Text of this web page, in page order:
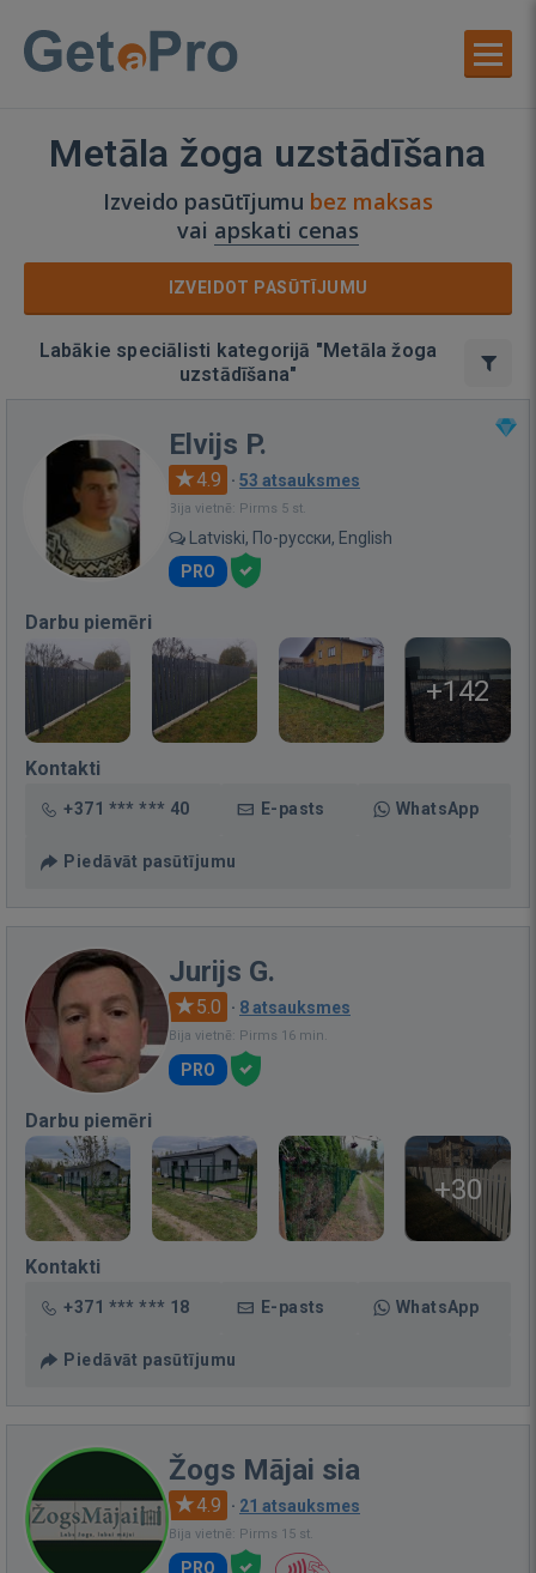
Metāla žoga uzstādīšana
Izveido pasūtījumu bez maksas
vai apskati cenas
IZVEIDOT PASŪTĪJUMU
Labākie speciālisti kategorijā "Metāla žoga
uzstādīšana"
Elvijs P.
4.9 · 53 atsauksmes
Bija vietnē: Pirms 5 st.
Latviski, По-русски, English
PRO
Darbu piemēri
+142
Kontakti
+371 *** *** 40 E-pasts WhatsApp
Piedāvāt pasūtījumu
Jurijs G.
5.0 · 8 atsauksmes
Bija vietnē: Pirms 16 min.
PRO
Darbu piemēri
+30
Kontakti
+371 *** *** 18 E-pasts WhatsApp
Piedāvāt pasūtījumu
Žogs Mājai sia
4.9 · 21 atsauksmes
Bija vietnē: Pirms 15 st.
PRO